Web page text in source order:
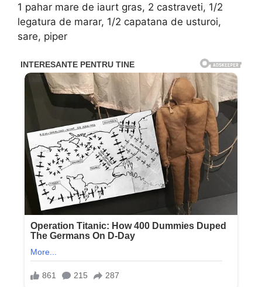
1 pahar mare de iaurt gras, 2 castraveti, 1/2
legatura de marar, 1/2 capatana de usturoi,
sare, piper